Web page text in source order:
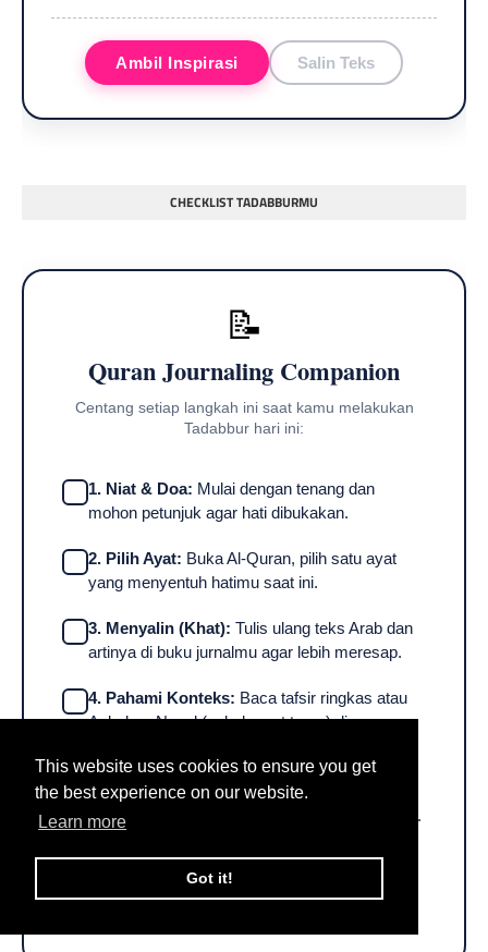
This website uses cookies to ensure you get
the best experience on our website.
Learn more
Got it!
Ambil Inspirasi Salin Teks
CHECKLIST TADABBURMU
📝
Quran Journaling Companion
Centang setiap langkah ini saat kamu melakukan
Tadabbur hari ini:
1. Niat & Doa: Mulai dengan tenang dan
mohon petunjuk agar hati dibukakan.
2. Pilih Ayat: Buka Al-Quran, pilih satu ayat
yang menyentuh hatimu saat ini.
3. Menyalin (Khat): Tulis ulang teks Arab dan
artinya di buku jurnalmu agar lebih meresap.
4. Pahami Konteks: Baca tafsir ringkas atau
Asbabun Nuzul (sebab ayat turun) di
5. Refleksi Personal: Tuliskan apa hubungan
pesan ayat ini dengan kondisi hidupmu saat ini.
6. Aksi Nyata (Amalan):Tulis 1 langkah kecil
yang bisa kamu praktikkan setelah